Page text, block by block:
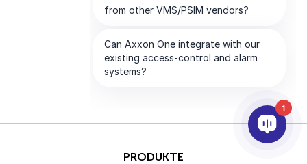
PRODUKTE
1